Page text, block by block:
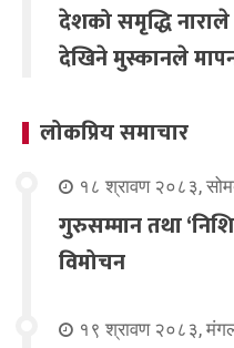
देशको समृद्धि
देखिने मुस्कानले
लोकप्रिय समाचार
१८ श्रावण २०८३,
गुरुसम्मान तथा
विमोचन
१९ श्रावण २०८३,